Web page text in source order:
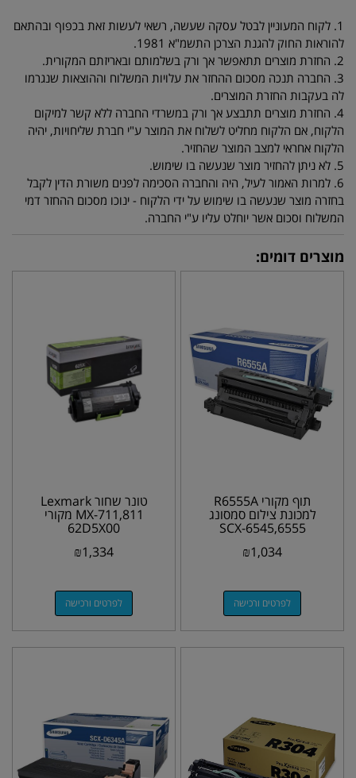
1. לקוח המעוניין לבטל עסקה שעשה, רשאי לעשות זאת בכפוף ובהתאם
להוראות החוק להגנת הצרכן התשמ"א 1981.
2. החזרת מוצרים תתאפשר אך ורק בשלמותם ובאריזתם המקורית.
3. החברה תנכה מסכום ההחזר את עלויות המשלוח וההוצאות שנגרמו
לה בעקבות החזרת המוצרים.
4. החזרת מוצרים תתבצע אך ורק במשרדי החברה ללא קשר למיקום
הלקוח, אם הלקוח מחליט לשלוח את המוצר ע"י חברת שליחויות, יהיה
הלקוח אחראי למצב המוצר שהחזיר.
5. לא ניתן להחזיר מוצר שנעשה בו שימוש.
6. למרות האמור לעיל, היה והחברה הסכימה לפנים משורת הדין לקבל
בחזרה מוצר שנעשה בו שימוש על ידי הלקוח - ינוכו מסכום ההחזר דמי
המשלוח וסכום אשר יוחלט עליו ע"י החברה.
מוצרים דומים:
תוף מקורי R6555A
למכונת צילום סמסונג
SCX-6545,6555
₪1,034
לפרטים ורכישה
טונר שחור Lexmark
MX-711,811 מקורי
62D5X00
₪1,334
לפרטים ורכישה